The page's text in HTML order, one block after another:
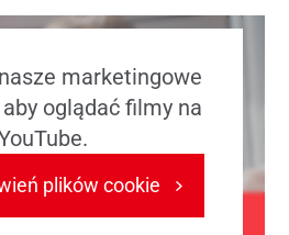
marketingowe
oglądać filmy na
plików cookie